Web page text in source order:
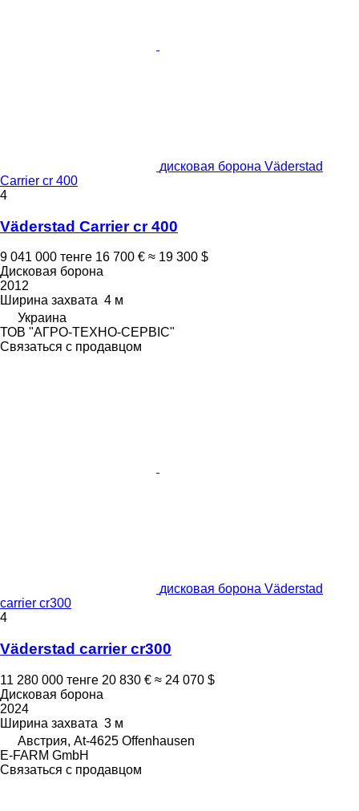
дисковая борона Väderstad
Carrier cr 400
4
Väderstad Carrier cr 400
9 041 000 тенге 16 700 € ≈ 19 300 $
Дисковая борона
2012
Ширина захвата 4 м
Украина
ТОВ "АГРО-ТЕХНО-СЕРВІС"
Связаться с продавцом
дисковая борона Väderstad
carrier cr300
4
Väderstad carrier cr300
11 280 000 тенге 20 830 € ≈ 24 070 $
Дисковая борона
2024
Ширина захвата 3 м
Австрия, At-4625 Offenhausen
E-FARM GmbH
Связаться с продавцом